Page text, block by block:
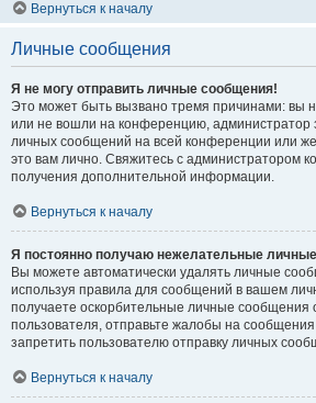
Вернуться к началу
Личные сообщения
Я не могу отправить личные сообщения!
Это может быть вызвано тремя причинами: вы
или не вошли на конференцию, администратор
личных сообщений на всей конференции или
это вам лично. Свяжитесь с администратором
получения дополнительной информации.
Вернуться к началу
Я постоянно получаю нежелательные
Вы можете автоматически удалять личные
используя правила для сообщений в вашем
получаете оскорбительные личные сообщения
пользователя, отправьте жалобы на
запретить пользователю отправку личных
Вернуться к началу